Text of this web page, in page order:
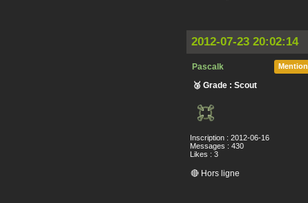
2012-07-23 20:02:14
Mention
Pascalk
🥉 Grade : Scout
Inscription : 2012-06-16
Messages : 430
Likes : 3
🔴 Hors ligne